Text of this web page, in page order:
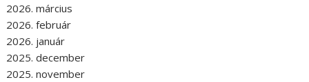
2026. március
2026. február
2026. január
2025. december
2025. november